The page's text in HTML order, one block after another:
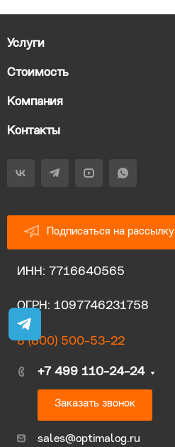
Услуги
Стоимость
Компания
Контакты
Подписаться на рассылку
ИНН: 7716640565
ОГРН: 1097746231758
8 (800) 500-53-22
+7 499 110-24-24
Заказать звонок
sales@optimalog.ru